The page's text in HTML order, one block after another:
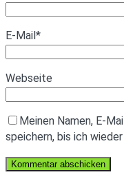
E-Mail*
Webseite
Meinen Namen, E-
speichern, bis ich